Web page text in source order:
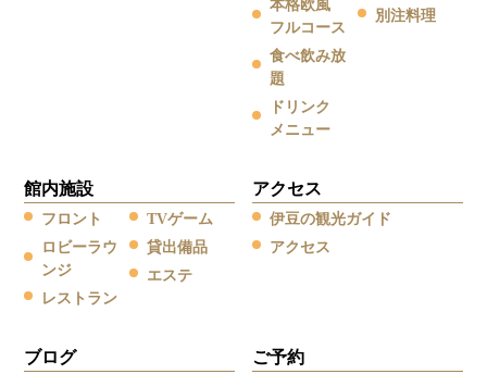
本格欧風
フルコース
食べ飲み放
題
ドリンク
メニュー
別注料理
館内施設
フロント
ロビーラウ
ンジ
レストラン
TVゲーム
貸出備品
エステ
アクセス
伊豆の観光ガイド
アクセス
ブログ ご予約